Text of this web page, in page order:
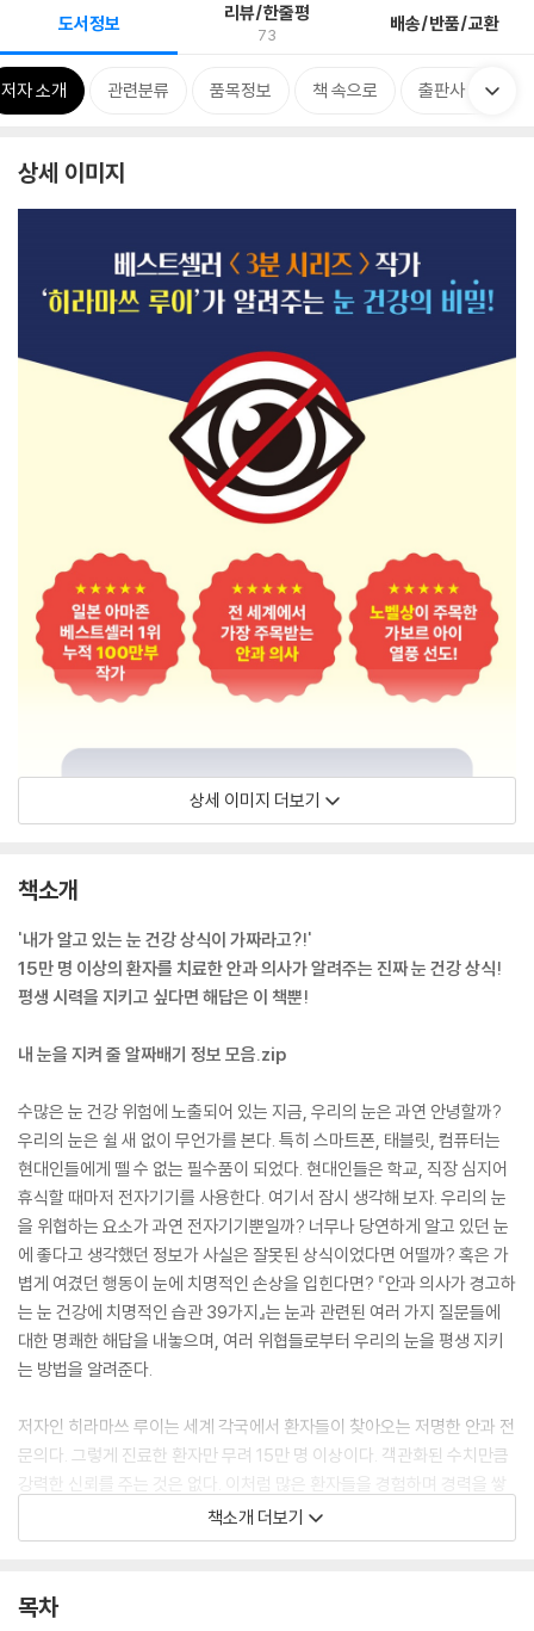
도서정보 리뷰/한줄평
73 배송/반품/교환
저자 소개 관련분류 품목정보 책 속으로 출판사 리뷰
상세 이미지
상세 이미지 더보기
책소개
'내가 알고 있는 눈 건강 상식이 가짜라고?!'
15만 명 이상의 환자를 치료한 안과 의사가 알려주는 진짜 눈 건강 상식!
평생 시력을 지키고 싶다면 해답은 이 책뿐!
내 눈을 지켜 줄 알짜배기 정보 모음.zip
수많은 눈 건강 위험에 노출되어 있는 지금, 우리의 눈은 과연 안녕할까?
우리의 눈은 쉴 새 없이 무언가를 본다. 특히 스마트폰, 태블릿, 컴퓨터는
현대인들에게 뗄 수 없는 필수품이 되었다. 현대인들은 학교, 직장 심지어
휴식할 때마저 전자기기를 사용한다. 여기서 잠시 생각해 보자. 우리의 눈
을 위협하는 요소가 과연 전자기기뿐일까? 너무나 당연하게 알고 있던 눈
에 좋다고 생각했던 정보가 사실은 잘못된 상식이었다면 어떨까? 혹은 가
볍게 여겼던 행동이 눈에 치명적인 손상을 입힌다면? 『안과 의사가 경고하
는 눈 건강에 치명적인 습관 39가지』는 눈과 관련된 여러 가지 질문들에
대한 명쾌한 해답을 내놓으며, 여러 위협들로부터 우리의 눈을 평생 지키
는 방법을 알려준다.
저자인 히라마쓰 루이는 세계 각국에서 환자들이 찾아오는 저명한 안과 전
문의다. 그렇게 진료한 환자만 무려 15만 명 이상이다. 객관화된 수치만큼
강력한 신뢰를 주는 것은 없다. 이처럼 많은 환자들을 경험하며 경력을 쌓
은 저자는, 눈 건강 상식의 잘못된 내용을 바로잡아 독자들이 눈 건강을 평
생 지킬 수 있도록 이 책을 집필하였다.
『안과 의사가 경고하는 눈 건강에 치명적인 습관 39가지』는 흥미로운 눈
책소개 더보기
목차